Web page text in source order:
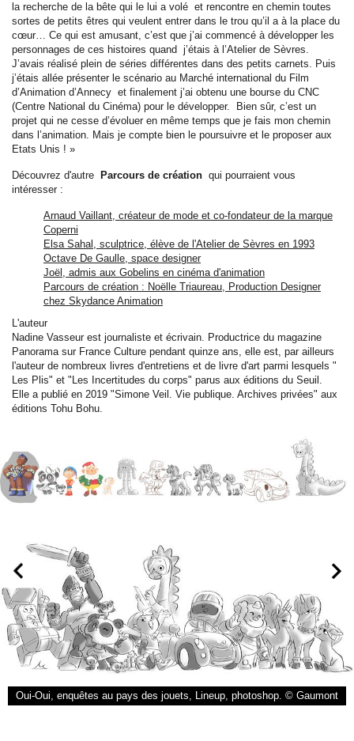
la recherche de la bête qui le lui a volé et rencontre en chemin toutes
sortes de petits êtres qui veulent entrer dans le trou qu’il a à la place du
cœur… Ce qui est amusant, c’est que j’ai commencé à développer les
personnages de ces histoires quand j’étais à l’Atelier de Sèvres.
J’avais réalisé plein de séries différentes dans des petits carnets. Puis
j’étais allée présenter le scénario au Marché international du Film
d’Animation d’Annecy et finalement j’ai obtenu une bourse du CNC
(Centre National du Cinéma) pour le développer. Bien sûr, c’est un
projet qui ne cesse d’évoluer en même temps que je fais mon chemin
dans l’animation. Mais je compte bien le poursuivre et le proposer aux
Etats Unis ! »
Découvrez d'autre Parcours de création qui pourraient vous
intéresser :
Arnaud Vaillant, créateur de mode et co-fondateur de la marque
Coperni
Elsa Sahal, sculptrice, élève de l'Atelier de Sèvres en 1993
Octave De Gaulle, space designer
Joël, admis aux Gobelins en cinéma d'animation
Parcours de création : Noëlle Triaureau, Production Designer
chez Skydance Animation
L'auteur
Nadine Vasseur est journaliste et écrivain. Productrice du magazine
Panorama sur France Culture pendant quinze ans, elle est, par ailleurs
l'auteur de nombreux livres d'entretiens et de livre d'art parmi lesquels "
Les Plis" et "Les Incertitudes du corps" parus aux éditions du Seuil.
Elle a publié en 2019 "Simone Veil. Vie publique. Archives privées" aux
éditions Tohu Bohu.
Oui-Oui, enquêtes au pays des jouets, Lineup, photoshop. © Gaumont